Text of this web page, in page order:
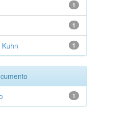
1
1
1
1